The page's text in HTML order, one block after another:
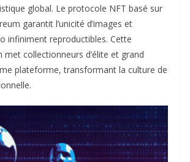
global. Le protocole NFT basé sur
garantit l’unicité d’images et
infiniment reproductibles. Cette
collectionneurs d’élite et grand
plateforme, transformant la culture de